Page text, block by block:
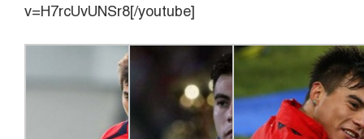
v=H7rcUvUNSr8[/youtube]